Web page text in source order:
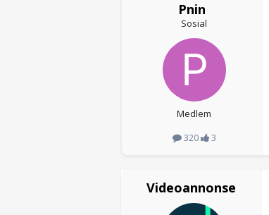
Pnin
Sosial
Medlem
320
3
Videoannonse